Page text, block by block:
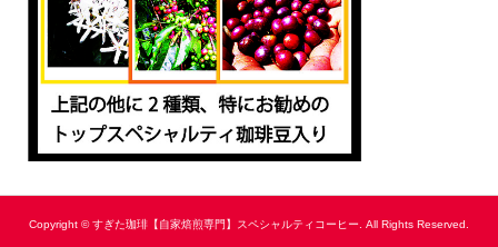
Copyright ©すぎた珈琲【自家焙煎専門】スペシャルティコーヒー. All Rights Reserved.